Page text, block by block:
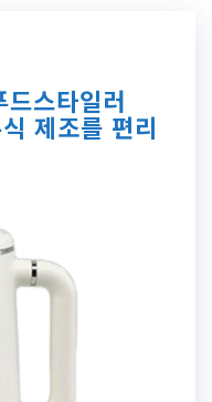
스타일러
제조를 편리